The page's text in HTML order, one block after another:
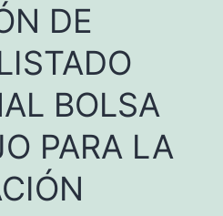
DE
BOLSA
PARA LA